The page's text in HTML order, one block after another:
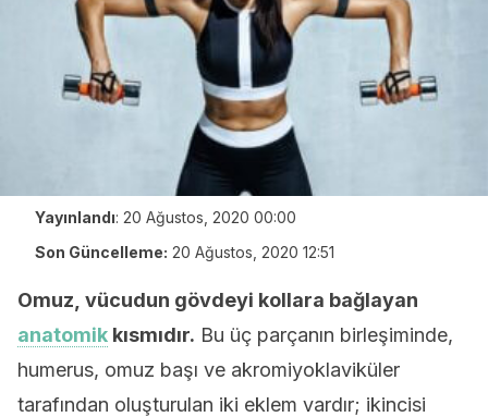
Yayınlandı: 20 Ağustos, 2020 00:00
Son Güncelleme: 20 Ağustos, 2020 12:51
Omuz, vücudun gövdeyi kollara bağlayan
anatomik kısmıdır. Bu üç parçanın birleşiminde,
humerus, omuz başı ve akromiyoklaviküler
tarafından oluşturulan iki eklem vardır; ikincisi